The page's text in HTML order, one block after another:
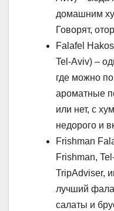
домашним
Говорят,
Falafel
Tel-Aviv) –
где можно
ароматные
или нет, с
недорого и
Frishman
Frishman,
TripAdviser,
лучший
салаты и